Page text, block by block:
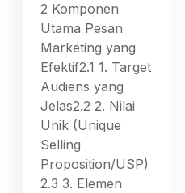
2 Komponen
Utama Pesan
Marketing yang
Efektif2.1 1. Target
Audiens yang
Jelas2.2 2. Nilai
Unik (Unique
Selling
Proposition/USP)
2.3 3. Elemen